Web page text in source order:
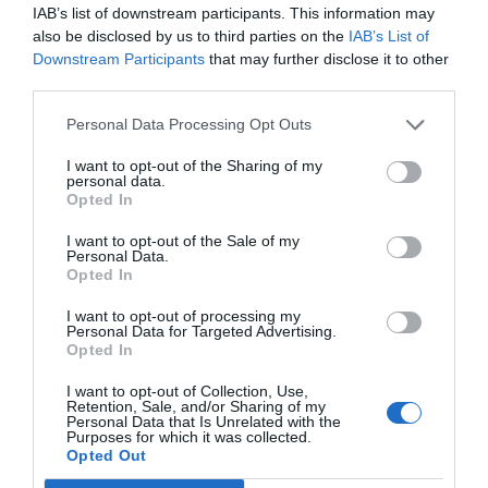
IAB’s list of downstream participants. This information may
also be disclosed by us to third parties on the IAB’s List of
Downstream Participants that may further disclose it to other
Personal Data Processing Opt Outs
I want to opt-out of the Sharing of my
personal data.
Opted In
I want to opt-out of the Sale of my
Personal Data.
Opted In
I want to opt-out of processing my
Personal Data for Targeted Advertising.
Opted In
I want to opt-out of Collection, Use,
Retention, Sale, and/or Sharing of my
Personal Data that Is Unrelated with the
Purposes for which it was collected.
Opted Out
Tudáspróba kvíz: Itt egy új teszt. Csak most és
csak neked!
fejtörő nélkül
Brutál nehéz nyolc kvízkérdés: Le a kalappal, ha
jól sikerül